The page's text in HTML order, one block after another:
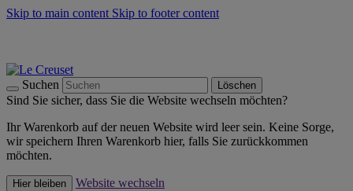
Skip to main content Skip to footer content
Suchen Löschen
Sind Sie sicher, dass Sie die Website wechseln möchten?
Ihr Warenkorb auf der neuen Website wird leer sein. Keine Sorge,
wir speichern Ihren Warenkorb hier, falls Sie zurückkommen
möchten.
Hier bleiben
Website wechseln